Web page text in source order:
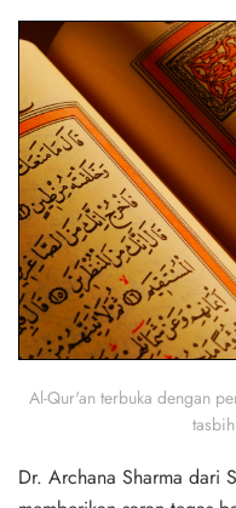
Al-Qur'an terbuka dengan
Dr. Archana Sharma dari